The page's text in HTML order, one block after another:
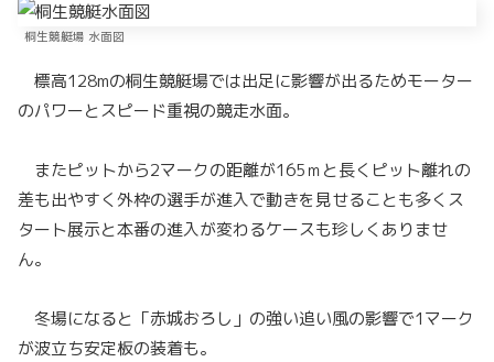
桐生競艇場 水面図
標高128mの桐生競艇場では出足に影響が出るためモーター
のパワーとスピード重視の競走水面。
またピットから2マークの距離が165ｍと長くピット離れの
差も出やすく外枠の選手が進入で動きを見せることも多くス
タート展示と本番の進入が変わるケースも珍しくありませ
ん。
冬場になると「赤城おろし」の強い追い風の影響で1マーク
が波立ち安定板の装着も。